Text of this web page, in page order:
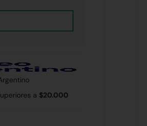
a $20.000